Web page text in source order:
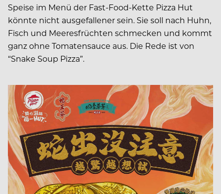
Speise im Menü der Fast-Food-Kette Pizza Hut
könnte nicht ausgefallener sein. Sie soll nach Huhn,
Fisch und Meeresfrüchten schmecken und kommt
ganz ohne Tomatensauce aus. Die Rede ist von
“Snake Soup Pizza”.